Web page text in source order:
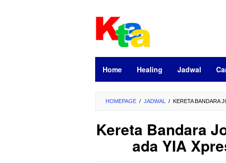
Home Healing Jadwal
HOMEPAGE / JADWAL / KERETA BANDARA
Kereta Bandara
ada YIA